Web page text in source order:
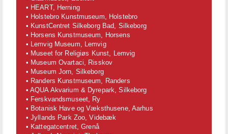
• HEART, Herning
• Holstebro Kunstmuseum, Holstebro
• KunstCentret Silkeborg Bad, Silkeborg
• Horsens Kunstmuseum, Horsens
• Lemvig Museum, Lemvig
• Museet for Religiøs Kunst, Lemvig
• Museum Ovartaci, Risskov
• Museum Jorn, Silkeborg
• Randers Kunstmuseum, Randers
• AQUA Akvarium & Dyrepark, Silkeborg
• Ferskvandsmuseet, Ry
• Botanisk Have og Væksthusene, Aarhus
• Jyllands Park Zoo, Videbæk
• Kattegatcentret, Grenå